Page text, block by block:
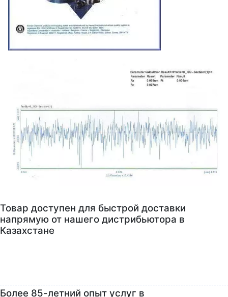
Товар доступен для быстрой доставки
напрямую от нашего дистрибьютора в
Казахстане
Более 85-летний опыт услуг в